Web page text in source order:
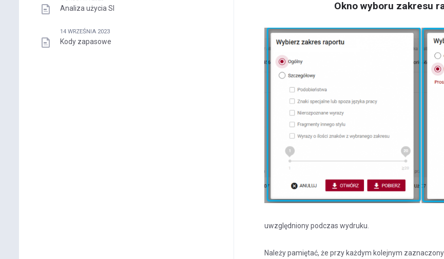
Okno wyboru zakresu
uwzględniony podczas wydruku.
Należy pamiętać, że przy każdym kolejnym
Analiza użycia SI
14 WRZEŚNIA 2023
Kody zapasowe